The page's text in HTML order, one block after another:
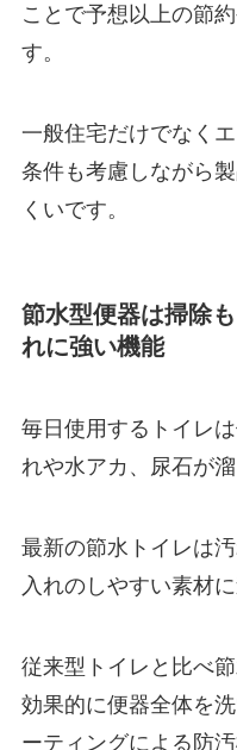
ことで予想以上の節
す。
一般住宅だけでなく
条件も考慮しながら
くいです。
節水型便器は掃除
れに強い機能
毎日使用するトイレ
れや水アカ、尿石が
最新の節水トイレは
入れのしやすい素材
従来型トイレと比べ
効果的に便器全体を
ーティングによる防